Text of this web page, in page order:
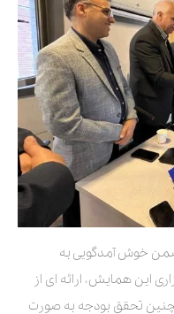
خوش آمدگویی به
این همایش، ارائه ای از
تحقق بودجه به صورت